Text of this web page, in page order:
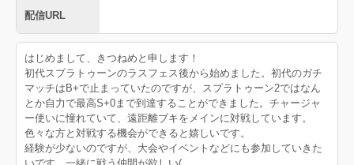
配信URL
はじめまして、きつねめと申します！
初代スプラトゥーンのラスフェス後から始めました。初代のガチ
マッチはB+で止まっていたのですが、スプラトゥーン2ではなん
とか自力で最高S+0まで到達することができました。チャージャ
ー使いに憧れていて、遠距離ブキをメインに対戦しています。
色々な方と対戦する機会ができると嬉しいです。
経験が少ないのですが、大会やイベントなどにも参加していきた